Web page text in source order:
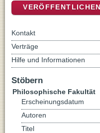
VERÖFFENTLICHEN
Kontakt
Verträge
Hilfe und Informationen
Stöbern
Philosophische Fakultät
Erscheinungsdatum
Autoren
Titel